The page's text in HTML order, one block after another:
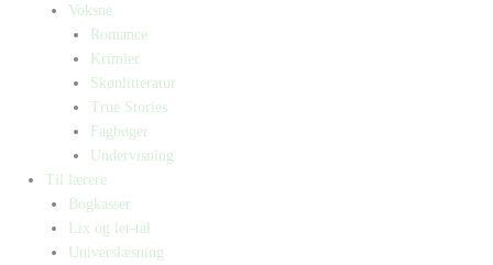
Voksne
Romance
Krimier
Skønlitteratur
True Stories
Fagbøger
Undervisning
Til lærere
Bogkasser
Lix og let-tal
Universlæsning